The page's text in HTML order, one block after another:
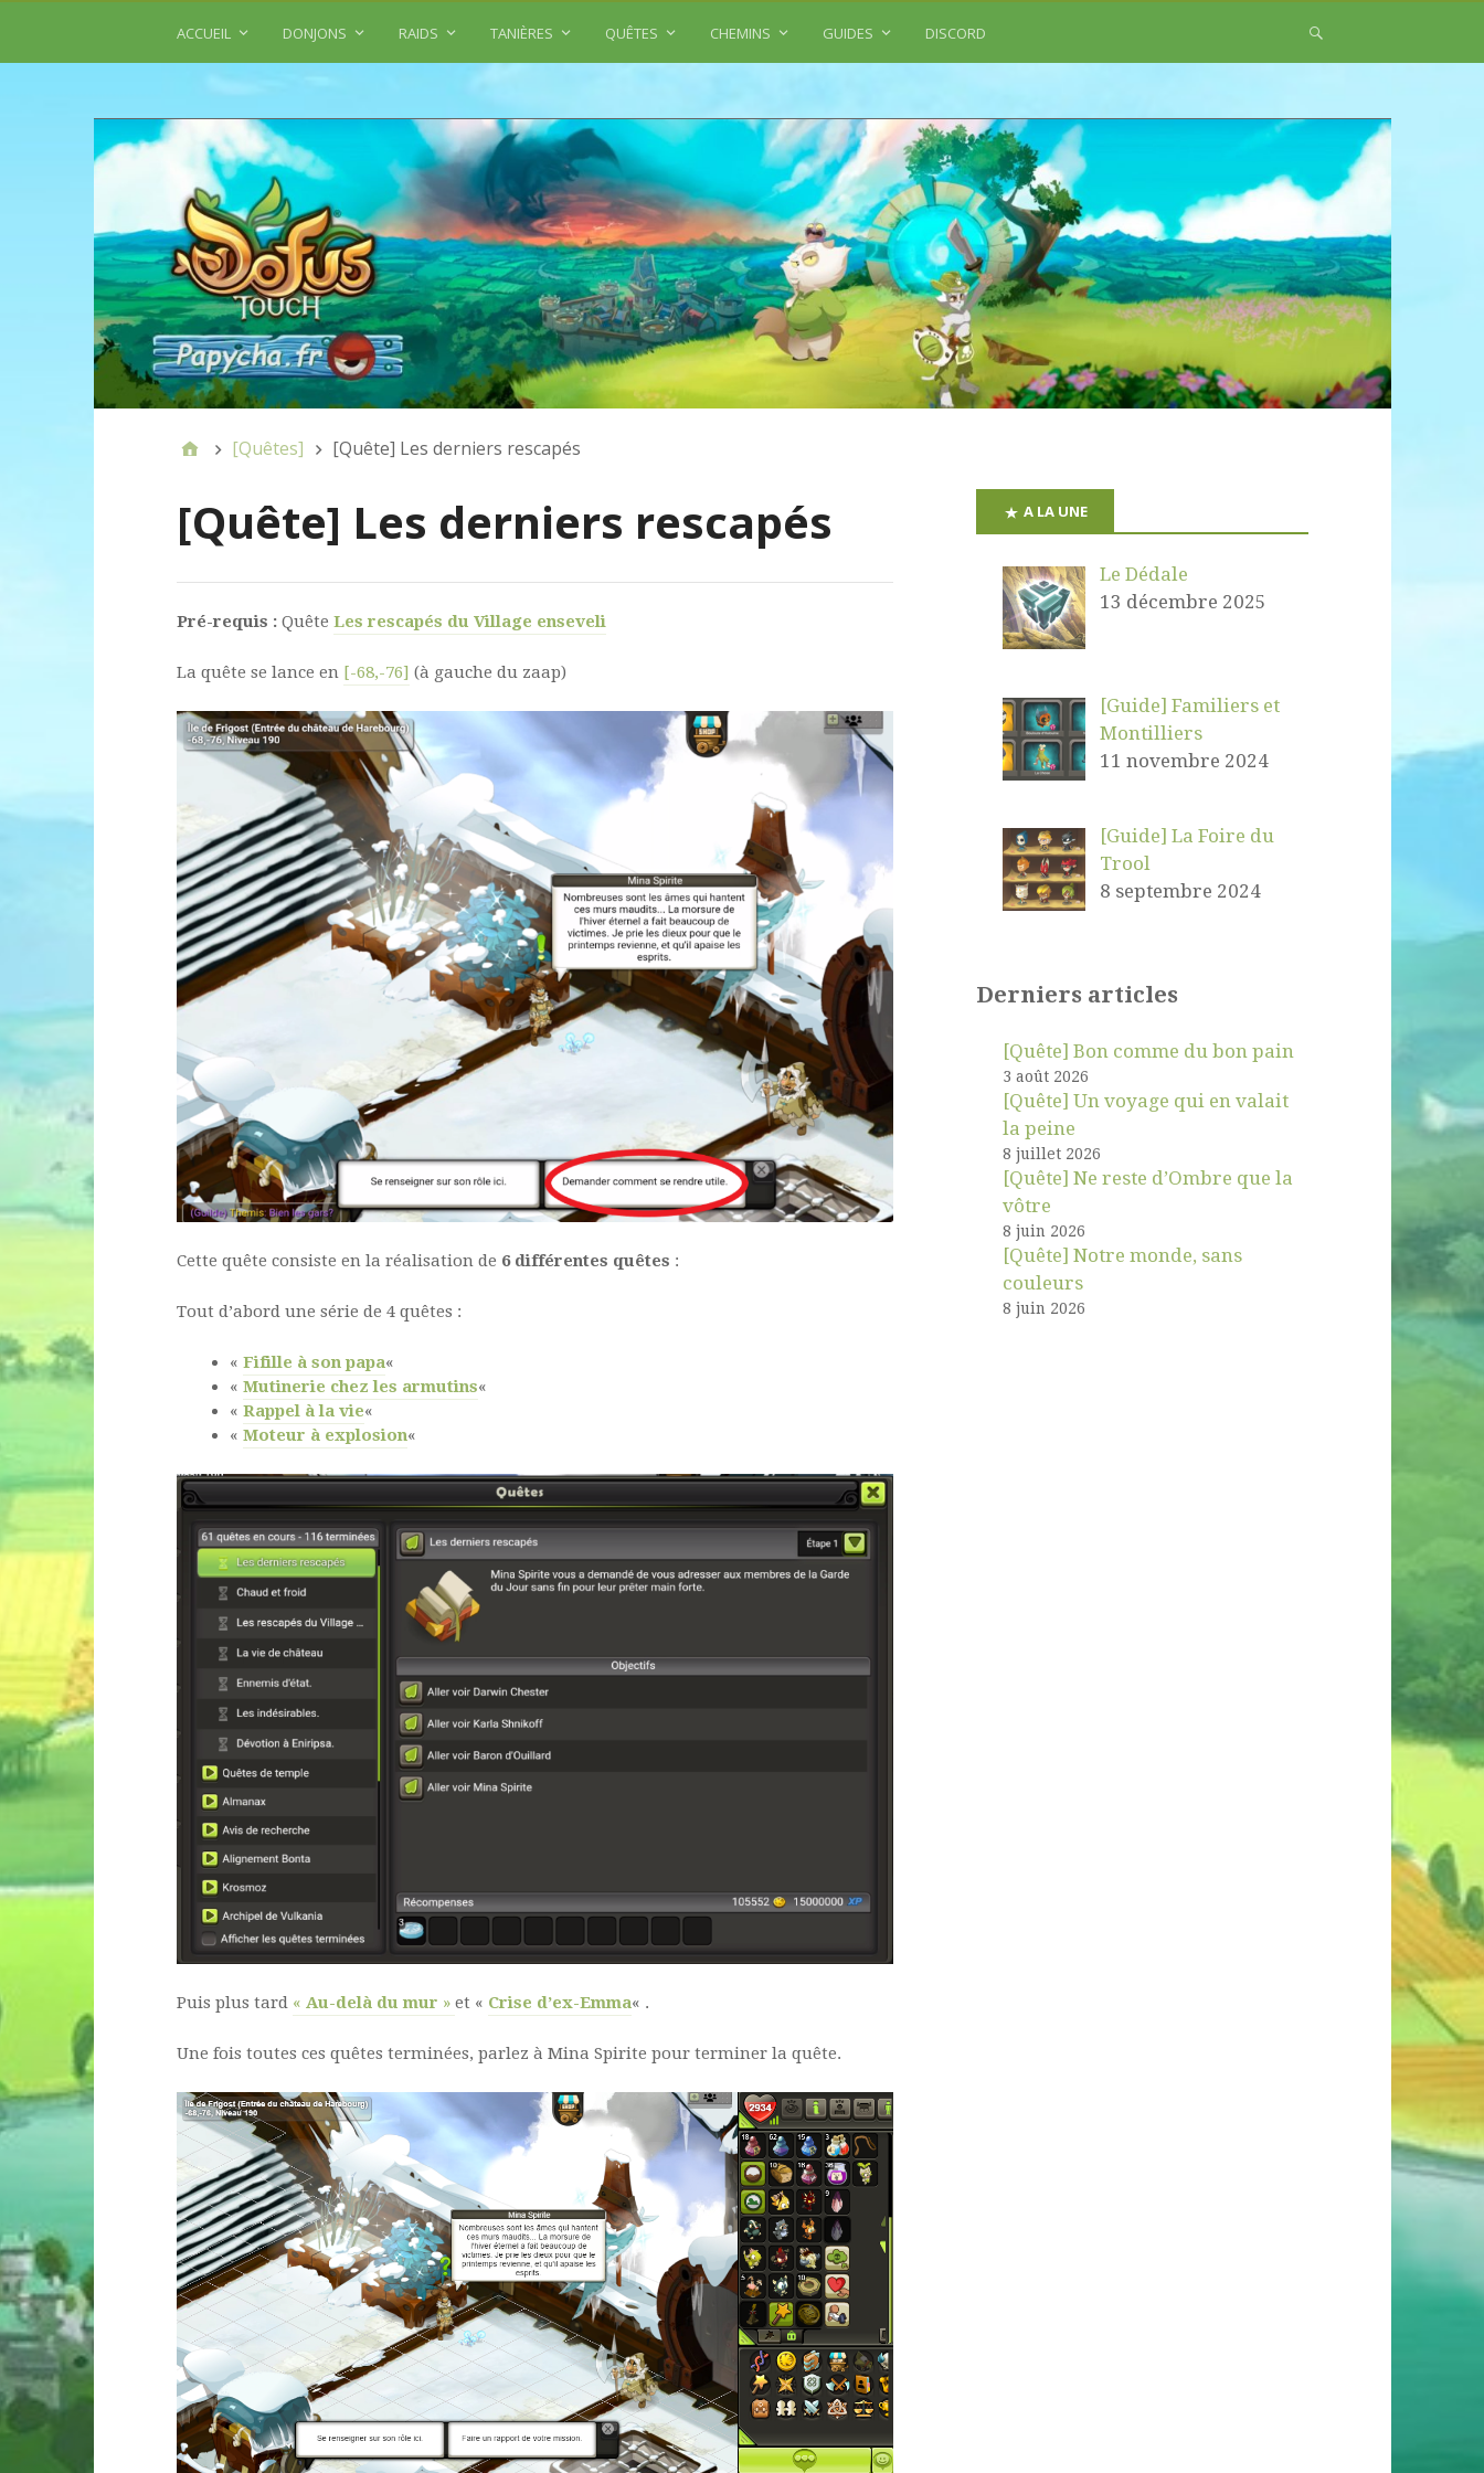
ACCUEIL DONJONS RAIDS TANIÈRES QUÊTES CHEMINS GUIDES DISCORD
[Quêtes] [Quête] Les derniers rescapés
[Quête] Les derniers rescapés
Pré-requis :Quête Les rescapés du Village enseveli
La quête se lance en [-68,-76] (à gauche du zaap)
Cette quête consiste en la réalisation de 6 différentes quêtes :
Tout d’abord une série de 4 quêtes :
« Fifille à son papa«
« Mutinerie chez les armutins«
« Rappel à la vie«
« Moteur à explosion«
Puis plus tard « Au-delà du mur » et « Crise d’ex-Emma« .
Une fois toutes ces quêtes terminées, parlez à Mina Spirite pour terminer la quête.
A LA UNE
Le Dédale
13 décembre 2025
[Guide] Familiers et
Montilliers
11 novembre 2024
[Guide] La Foire du
Trool
8 septembre 2024
Derniers articles
[Quête] Bon comme du bon pain
3 août 2026
[Quête] Un voyage qui en valait
la peine
8 juillet 2026
[Quête] Ne reste d’Ombre que la
vôtre
8 juin 2026
[Quête] Notre monde, sans
couleurs
8 juin 2026